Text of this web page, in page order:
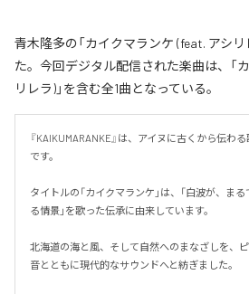
青木隆多の「カイクマランケ (feat. アシ
た。今回デジタル配信された楽曲は、「
リレラ)」を含む全1曲となっている。
『KAIKUMARANKE』は、アイヌに古くから伝わ
です。
タイトルの「カイクマランケ」は、「白波が、ま
る情景」を歌った伝承に由来しています。
北海道の海と風、そして自然へのまなざしを、
音とともに現代的なサウンドへと紡ぎました。